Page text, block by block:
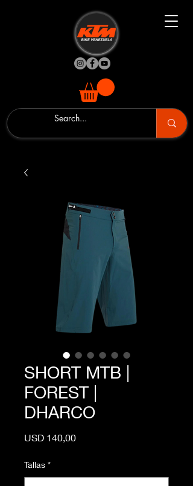
SHORT MTB |
FOREST |
DHARCO
USD 140,00Precio
Tallas *